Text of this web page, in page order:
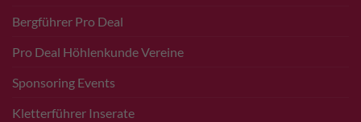
Bergführer Pro Deal
Pro Deal Höhlenkunde Vereine
Sponsoring Events
Kletterführer Inserate